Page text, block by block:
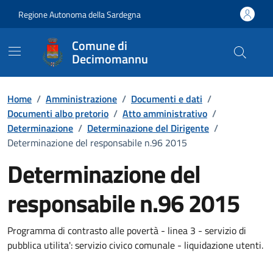
Regione Autonoma della Sardegna
Comune di
Decimomannu
Home / Amministrazione / Documenti e dati /
Documenti albo pretorio / Atto amministrativo /
Determinazione / Determinazione del Dirigente /
Determinazione del responsabile n.96 2015
Determinazione del
responsabile n.96 2015
Dettaglio del documento
Programma di contrasto alle povertà - linea 3 - servizio di
pubblica utilita': servizio civico comunale - liquidazione utenti.